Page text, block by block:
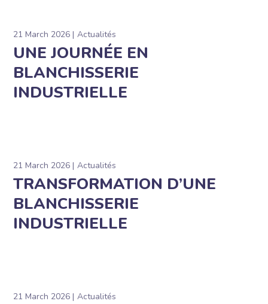
21 March 2026 Actualités
UNE JOURNÉE EN
BLANCHISSERIE
INDUSTRIELLE
21 March 2026 Actualités
TRANSFORMATION D’UNE
BLANCHISSERIE
INDUSTRIELLE
21 March 2026 Actualités